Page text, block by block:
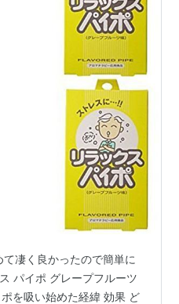
凄く良かったので簡単に
パイポ グレープフルーツ
を吸い始めた経緯 効果 ど